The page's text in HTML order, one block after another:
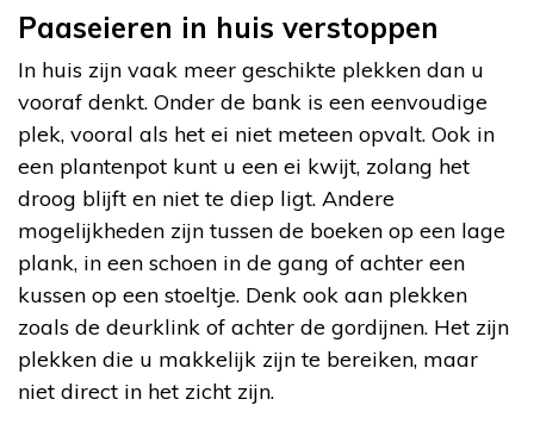
Paaseieren in huis verstoppen
In huis zijn vaak meer geschikte plekken dan u
vooraf denkt. Onder de bank is een eenvoudige
plek, vooral als het ei niet meteen opvalt. Ook in
een plantenpot kunt u een ei kwijt, zolang het
droog blijft en niet te diep ligt. Andere
mogelijkheden zijn tussen de boeken op een lage
plank, in een schoen in de gang of achter een
kussen op een stoeltje. Denk ook aan plekken
zoals de deurklink of achter de gordijnen. Het zijn
plekken die u makkelijk zijn te bereiken, maar
niet direct in het zicht zijn.